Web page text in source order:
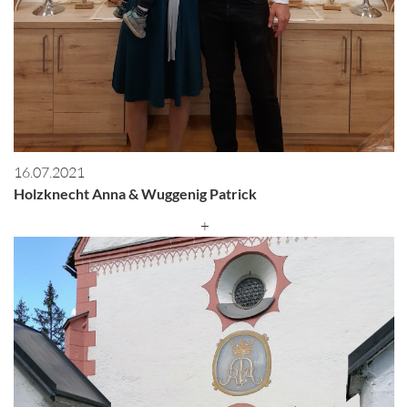
16.07.2021
Holzknecht Anna & Wuggenig Patrick
+